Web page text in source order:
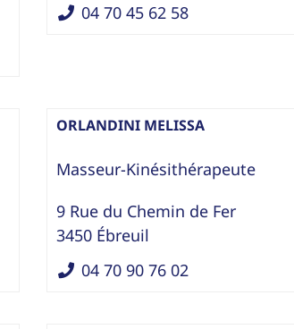
04 70 45 62 58
ORLANDINI MELISSA
Masseur-Kinésithérapeute
9 Rue du Chemin de Fer
3450 Ébreuil
04 70 90 76 02